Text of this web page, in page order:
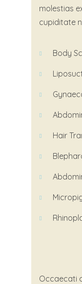
molestias
cupiditate
Body
Hair
Occaecati